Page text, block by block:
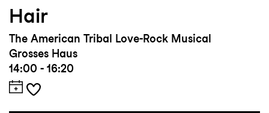
Hair
The American Tribal Love-Rock Musical
Grosses Haus
14:00 - 16:20